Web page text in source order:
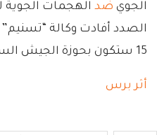
الجوي ضد الهجمات الجوية
الصدد أفادت وكالة “تسنيم”
15 ستكون بحوزة الجيش السوري”.
أثر برس